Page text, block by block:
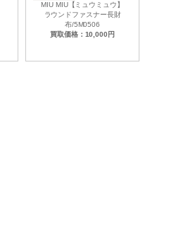
MIU MIU【ミュウミュウ】
ラウンドファスナー長財
布/5M0506
買取価格：10,000円